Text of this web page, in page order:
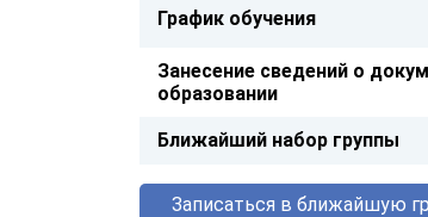
График обучения
Занесение сведений о
образовании
Ближайший набор группы
Записаться в ближайшую